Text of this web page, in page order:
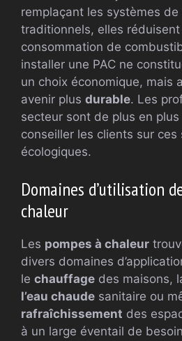
remplaçant les systèmes
traditionnels, elles
consommation de
installer une PAC ne
un choix économique, mais
avenir plus durable. Les
secteur sont de plus en
conseiller les clients sur ces
écologiques.
Domaines d’utilisation
chaleur
Les pompes à chaleur
divers domaines
le chauffage des maisons,
l’eau chaude sanitaire ou
rafraîchissement des
à un large éventail de